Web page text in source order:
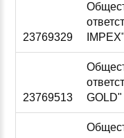
23769329
IMPEX"
23769513
GOLD"